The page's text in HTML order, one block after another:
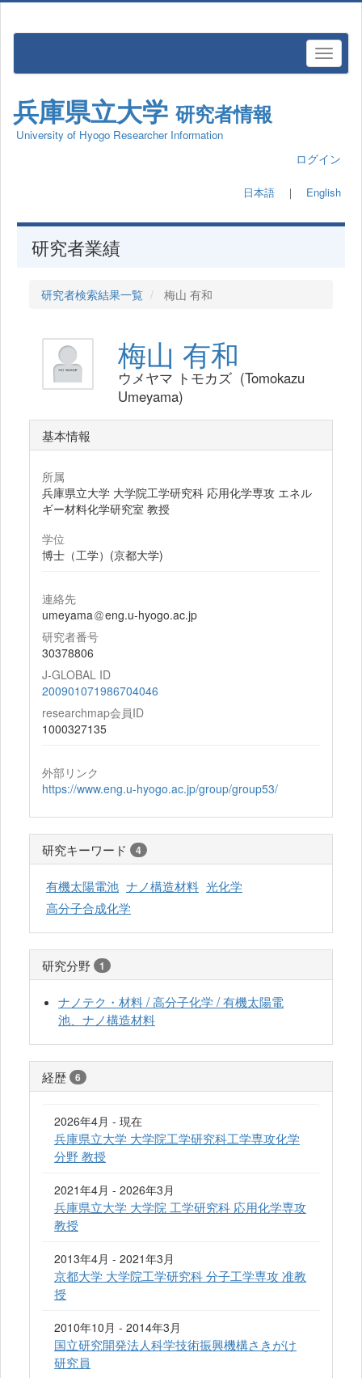
兵庫県立大学 研究者情報
University of Hyogo Researcher Information
ログイン
日本語 ｜ English
研究者業績
研究者検索結果一覧 梅山 有和
梅山 有和
ウメヤマ トモカズ (Tomokazu
Umeyama)
基本情報
所属
兵庫県立大学 大学院工学研究科 応用化学専攻 エネル
ギー材料化学研究室 教授
学位
博士（工学）(京都大学)
連絡先
umeyama
eng.u-hyogo.ac.jp
研究者番号
30378806
J-GLOBAL ID
200901071986704046
researchmap会員ID
1000327135
外部リンク
https://www.eng.u-hyogo.ac.jp/group/group53/
研究キーワード 4
有機太陽電池 ナノ構造材料 光化学
高分子合成化学
研究分野 1
ナノテク・材料 / 高分子化学 / 有機太陽電
池、ナノ構造材料
経歴 6
2026年4月 - 現在
兵庫県立大学 大学院工学研究科工学専攻化学
分野 教授
2021年4月 - 2026年3月
兵庫県立大学 大学院 工学研究科 応用化学専攻
教授
2013年4月 - 2021年3月
京都大学 大学院工学研究科 分子工学専攻 准教
授
2010年10月 - 2014年3月
国立研究開発法人科学技術振興機構さきがけ
研究員